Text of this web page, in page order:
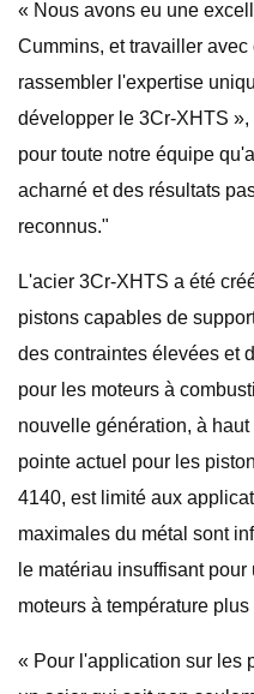
« Nous avons eu une
Cummins, et travailler
rassembler l'expertise
développer le 3Cr-XHTS
pour toute notre équipe
acharné et des résultats
reconnus."
L'acier 3Cr-XHTS a été
pistons capables de
des contraintes élevées et
pour les moteurs à
nouvelle génération, à
pointe actuel pour les
4140, est limité aux
maximales du métal sont
le matériau insuffisant
moteurs à température plus
« Pour l'application sur les